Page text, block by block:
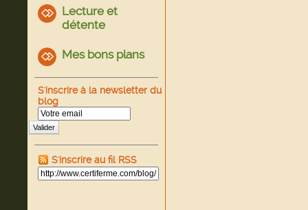
Lecture et
détente
Mes bons plans
S'inscrire à la newsletter du
blog
Valider
S'inscrire au fil RSS